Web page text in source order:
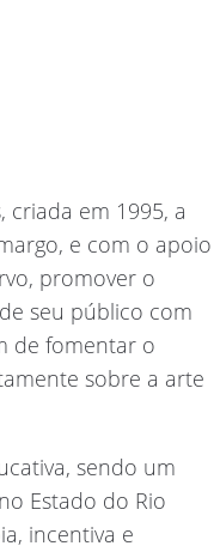
criada em 1995, a
e com o apoio
promover o
seu público com
de fomentar o
sobre a arte
sendo um
Estado do Rio
incentiva e